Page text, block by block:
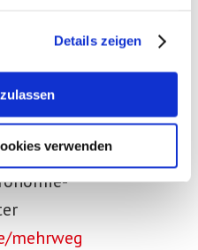
Details zeigen
verwenden
der aha Region
mit der
5000 Bechern
Karte der
mehrweg